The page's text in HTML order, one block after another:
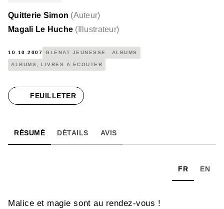
Quitterie Simon (Auteur)
Magali Le Huche ( Illustrateur)
10.10.2007 GLÉNAT JEUNESSE ALBUMS
ALBUMS, LIVRES À ÉCOUTER
FEUILLETER
RÉSUMÉ DÉTAILS AVIS
FR EN
Malice et magie sont au rendez-vous !